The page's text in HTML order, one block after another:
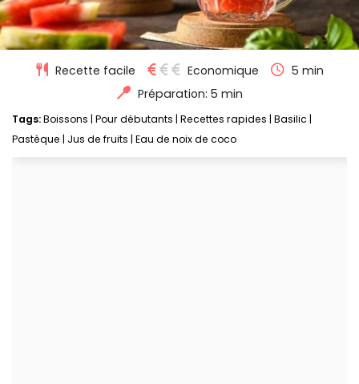
Recette facile Economique
5 min
Préparation: 5 min
Tags:Boissons Pour débutants Recettes rapides Basilic
Pastèque
Jus de fruits Eau de noix de coco